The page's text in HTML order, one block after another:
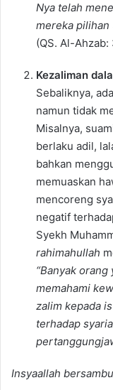
Nya telah
mereka pilihan
(QS. Al-Ahzab:
Kezaliman
Sebaliknya,
namun tidak
Misalnya,
berlaku adil,
bahkan
memuaskan
mencoreng
negatif
Syekh
rahimahullah
“Banyak
memahami
zalim kepada
terhadap
Insyaallah